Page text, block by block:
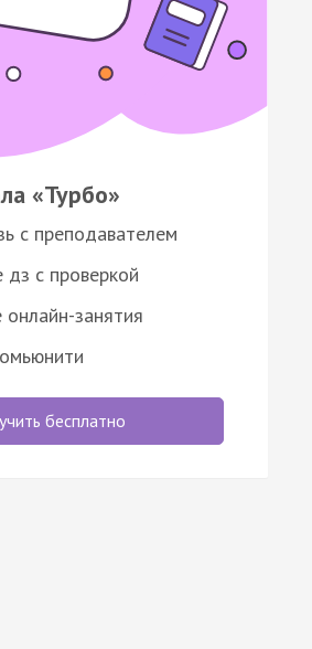
«Турбо»
с преподавателем
с проверкой
занятия
бесплатно